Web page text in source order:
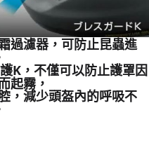
過濾器，可防止昆蟲進
K，不僅可以防止護罩因
起霧，
，減少頭盔內的呼吸不